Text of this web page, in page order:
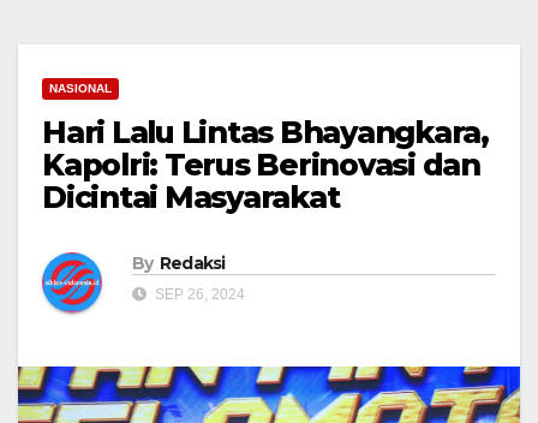
NASIONAL
Hari Lalu Lintas Bhayangkara,
Kapolri: Terus Berinovasi dan
Dicintai Masyarakat
By Redaksi
SEP 26, 2024